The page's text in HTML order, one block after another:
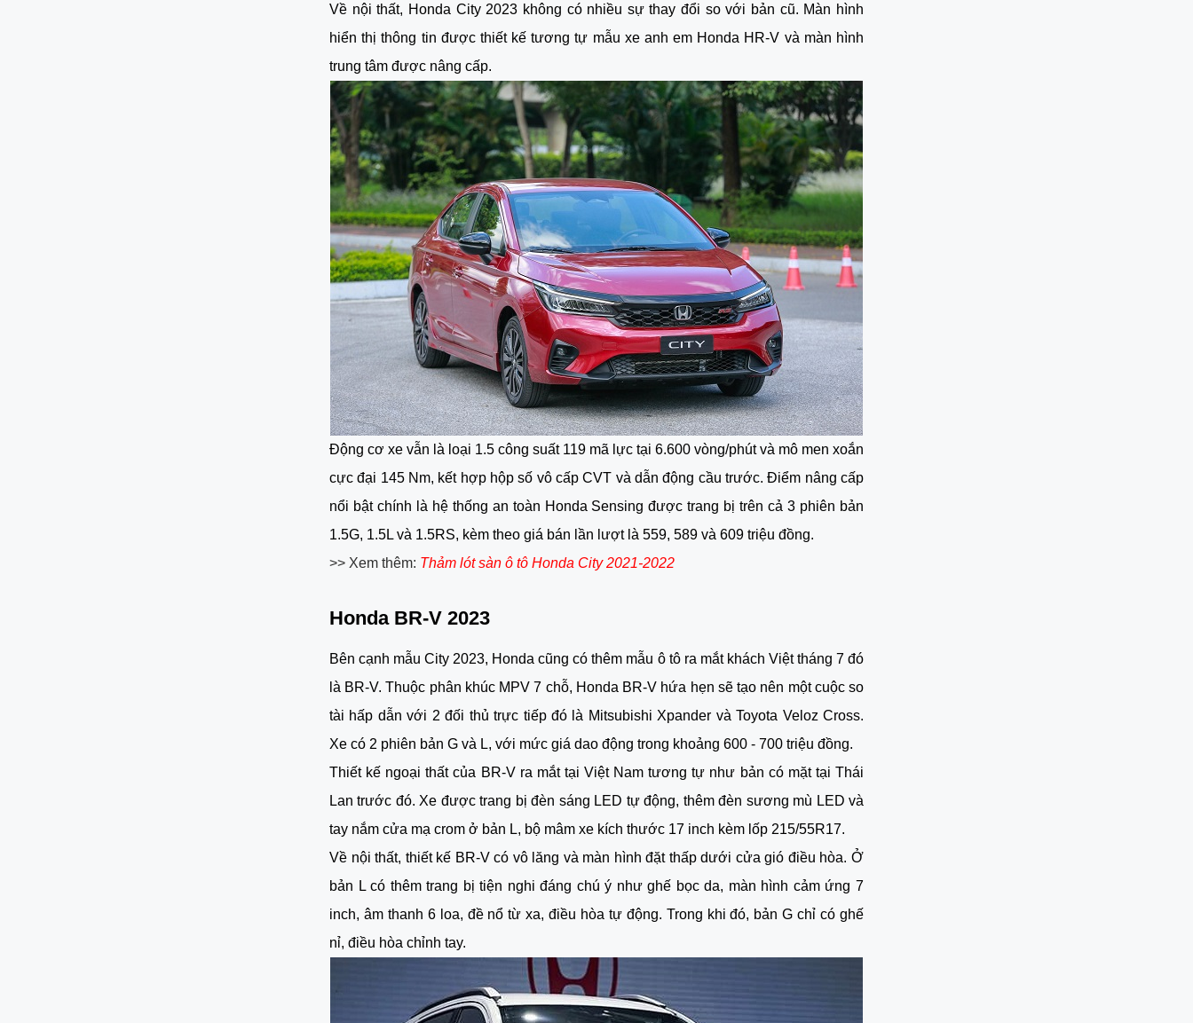
Về nội thất, Honda City 2023 không có nhiều sự thay đổi so với bản cũ. Màn hình
hiển thị thông tin được thiết kế tương tự mẫu xe anh em Honda HR-V và màn hình
trung tâm được nâng cấp.
Động cơ xe vẫn là loại 1.5 công suất 119 mã lực tại 6.600 vòng/phút và mô men xoắn
cực đại 145 Nm, kết hợp hộp số vô cấp CVT và dẫn động cầu trước. Điểm nâng cấp
nổi bật chính là hệ thống an toàn Honda Sensing được trang bị trên cả 3 phiên bản
1.5G, 1.5L và 1.5RS, kèm theo giá bán lần lượt là 559, 589 và 609 triệu đồng.
>> Xem thêm: Thảm lót sàn ô tô Honda City 2021-2022
Honda BR-V 2023
Bên cạnh mẫu City 2023, Honda cũng có thêm mẫu ô tô ra mắt khách Việt tháng 7 đó
là BR-V. Thuộc phân khúc MPV 7 chỗ, Honda BR-V hứa hẹn sẽ tạo nên một cuộc so
tài hấp dẫn với 2 đối thủ trực tiếp đó là Mitsubishi Xpander và Toyota Veloz Cross.
Xe có 2 phiên bản G và L, với mức giá dao động trong khoảng 600 - 700 triệu đồng.
Thiết kế ngoại thất của BR-V ra mắt tại Việt Nam tương tự như bản có mặt tại Thái
Lan trước đó. Xe được trang bị đèn sáng LED tự động, thêm đèn sương mù LED và
tay nắm cửa mạ crom ở bản L, bộ mâm xe kích thước 17 inch kèm lốp 215/55R17.
Về nội thất, thiết kế BR-V có vô lăng và màn hình đặt thấp dưới cửa gió điều hòa. Ở
bản L có thêm trang bị tiện nghi đáng chú ý như ghế bọc da, màn hình cảm ứng 7
inch, âm thanh 6 loa, đề nổ từ xa, điều hòa tự động. Trong khi đó, bản G chỉ có ghế
nỉ, điều hòa chỉnh tay.